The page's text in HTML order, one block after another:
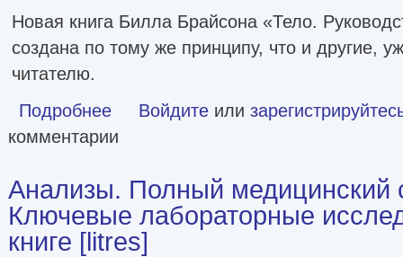
Новая книга Билла Брайсона «Тело.
создана по тому же принципу, что и другие,
читателю.
Подробнее о Тело. Руководство пользователя [litres]
Войдите или
комментарии
Анализы. Полный медицинский
Ключевые лабораторные
книге [litres]